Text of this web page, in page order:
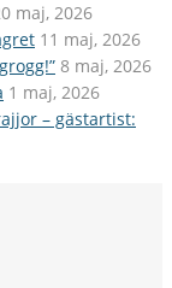
maj, 2026
11 maj, 2026
8 maj, 2026
1 maj, 2026
– gästartist: